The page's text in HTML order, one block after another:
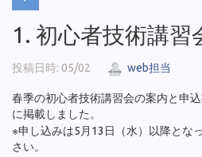
1. 初心者技術講習
投稿日時: 05/02 web担当
春季の初心者技術講習会の案内と申
に掲載しました。
※申し込みは5月13日（水）以降とな
さい。